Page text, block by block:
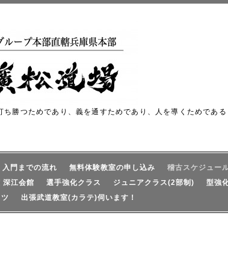
ち勝つためであり、義を通すためであり、人を導くためであ
入門までの流れ 無料体験教室の申し込み 稽古スケジュー
深江会館 選手強化クラス ジュニアクラス(2部制) 型強
出張武道教室(カラテ)伺います！